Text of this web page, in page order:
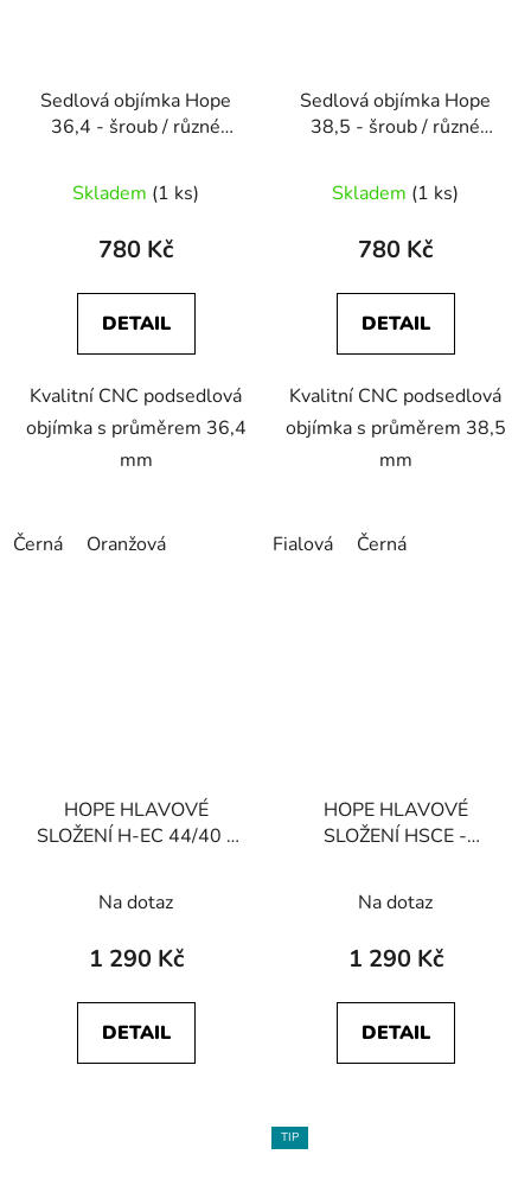
Sedlová objímka Hope
36,4 - šroub / různé
Skladem (1 ks)
780 Kč
DETAIL
Kvalitní CNC podsedlová
objímka s průměrem 36,4
mm
Černá Oranžová
Sedlová objímka Hope
38,5 - šroub / různé
Skladem (1 ks)
780 Kč
DETAIL
Kvalitní CNC podsedlová
objímka s průměrem 38,5
mm
Fialová Černá
HOPE HLAVOVÉ
SLOŽENÍ H-EC 44/40 -
hodnocení
produktu
3,3
z
Na dotaz
1 290 Kč
DETAIL
HOPE HLAVOVÉ
SLOŽENÍ HSCE -
spodní část
Na dotaz
1 290 Kč
DETAIL
TIP